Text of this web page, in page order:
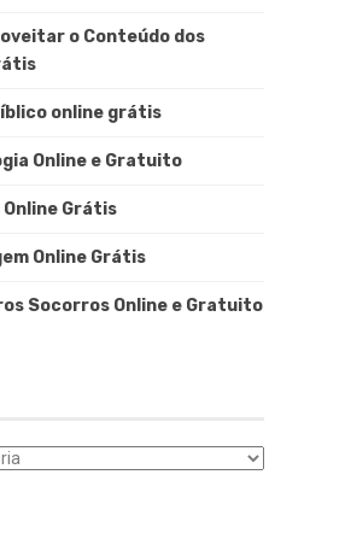
o Conteúdo dos
online grátis
Online e Gratuito
Online Grátis
Online Grátis
Socorros Online e Gratuito